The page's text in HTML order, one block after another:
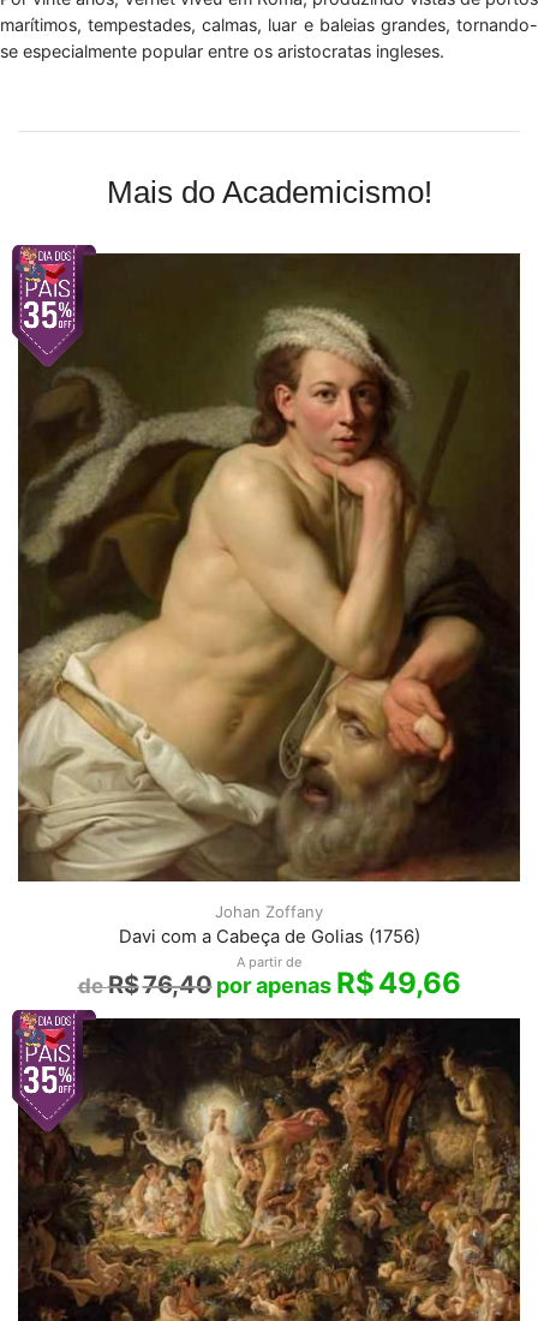
marítimos, tempestades, calmas, luar e baleias grandes, tornando-
se especialmente popular entre os aristocratas ingleses.
Mais do Academicismo!
Johan Zoffany
Davi com a Cabeça de Golias (1756)
A partir de
R$76,40 R$49,66